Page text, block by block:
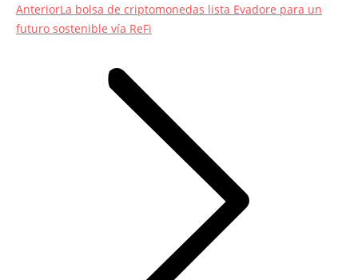
AnteriorEntrada
anterior:
La bolsa de criptomonedas lista Evadore para un
futuro sostenible vía ReFi